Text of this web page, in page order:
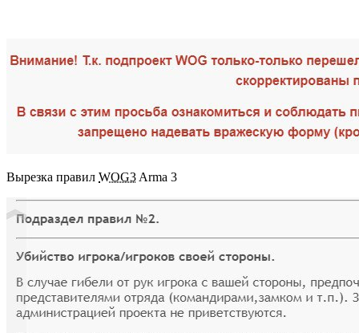
Вырезка правил WOG3Arma 3